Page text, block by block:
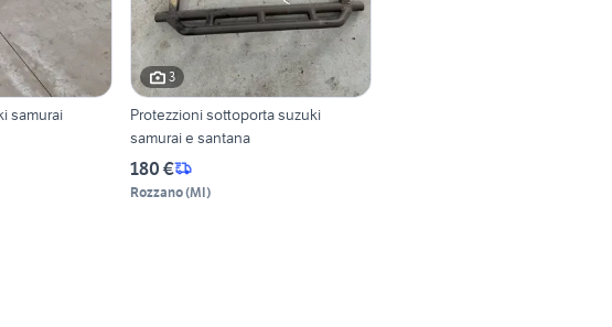
samurai
3
Protezzioni sottoporta suzuki
samurai e santana
180 €
Rozzano(MI)